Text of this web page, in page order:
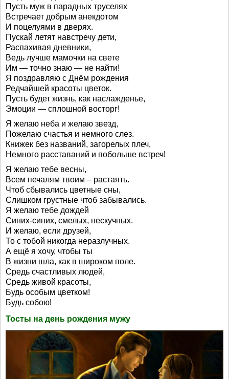
Пусть муж в парадных труселях
Встречает добрым анекдотом
И поцелуями в дверях.
Пускай летят навстречу дети,
Распахивая дневники,
Ведь лучше мамочки на свете
Им — точно знаю — не найти!
Я поздравляю с Днём рождения
Редчайшей красоты цветок.
Пусть будет жизнь, как наслажденье,
Эмоции — сплошной восторг!
Я желаю неба и желаю звезд,
Пожелаю счастья и немного слез.
Книжек без названий, загорелых плеч,
Немного расставаний и побольше встреч!
Я желаю тебе весны,
Всем печалям твоим – растаять.
Чтоб сбывались цветные сны,
Слишком грустные чтоб забывались.
Я желаю тебе дождей
Синих-синих, смелых, нескучных.
И желаю, если друзей,
То с тобой никогда неразлучных.
А ещё я хочу, чтобы ты
В жизни шла, как в широком поле.
Средь счастливых людей,
Средь живой красоты,
Будь особым цветком!
Будь собою!
Тосты на день рождения мужу